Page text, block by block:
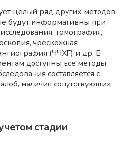
целый ряд других методов
будут информативны при
томография,
чрескожная
(ЧЧХГ) и др. В
доступны все методы
составляется с
наличия сопутствующих
стадии